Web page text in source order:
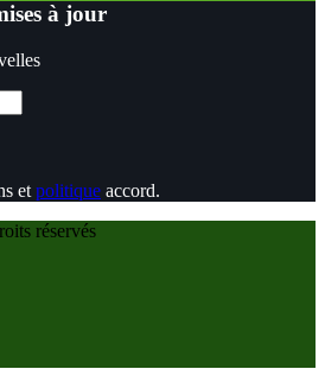
à jour
et politique accord.
réservés